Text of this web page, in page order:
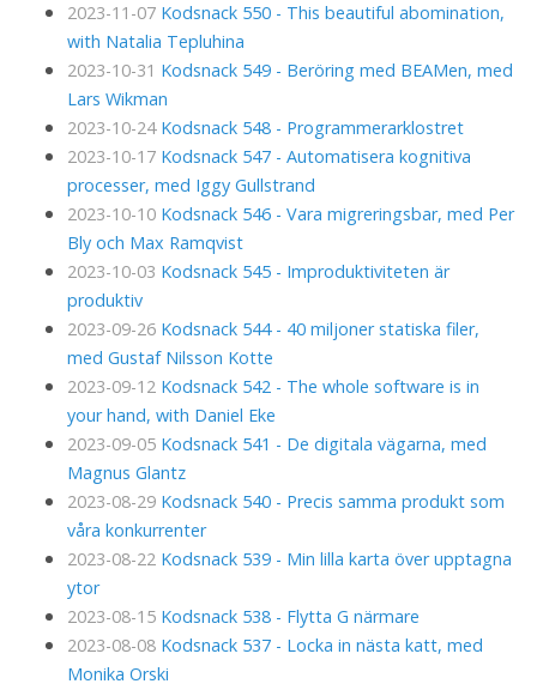
2023-11-07 Kodsnack 550 - This beautiful abomination,
with Natalia Tepluhina
2023-10-31 Kodsnack 549 - Beröring med BEAMen, med
Lars Wikman
2023-10-24 Kodsnack 548 - Programmerarklostret
2023-10-17 Kodsnack 547 - Automatisera kognitiva
processer, med Iggy Gullstrand
2023-10-10 Kodsnack 546 - Vara migreringsbar, med Per
Bly och Max Ramqvist
2023-10-03 Kodsnack 545 - Improduktiviteten är
produktiv
2023-09-26 Kodsnack 544 - 40 miljoner statiska filer,
med Gustaf Nilsson Kotte
2023-09-12 Kodsnack 542 - The whole software is in
your hand, with Daniel Eke
2023-09-05 Kodsnack 541 - De digitala vägarna, med
Magnus Glantz
2023-08-29 Kodsnack 540 - Precis samma produkt som
våra konkurrenter
2023-08-22 Kodsnack 539 - Min lilla karta över upptagna
ytor
2023-08-15 Kodsnack 538 - Flytta G närmare
2023-08-08 Kodsnack 537 - Locka in nästa katt, med
Monika Orski